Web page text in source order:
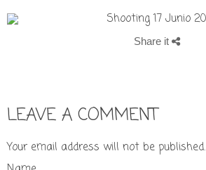
Share it
LEAVE A COMMENT
Your email address will not be published.